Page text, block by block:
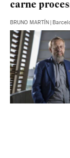
carne
BRUNO MARTÍN |